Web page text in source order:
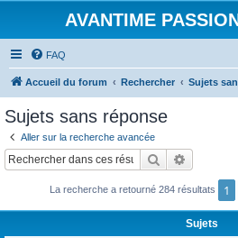
AVANTIME
FAQ
Accueil du forum Rechercher Sujets
Sujets sans réponse
Aller sur la recherche avancée
Rechercher
La recherche a retourné 284 résultats 1
Sujets